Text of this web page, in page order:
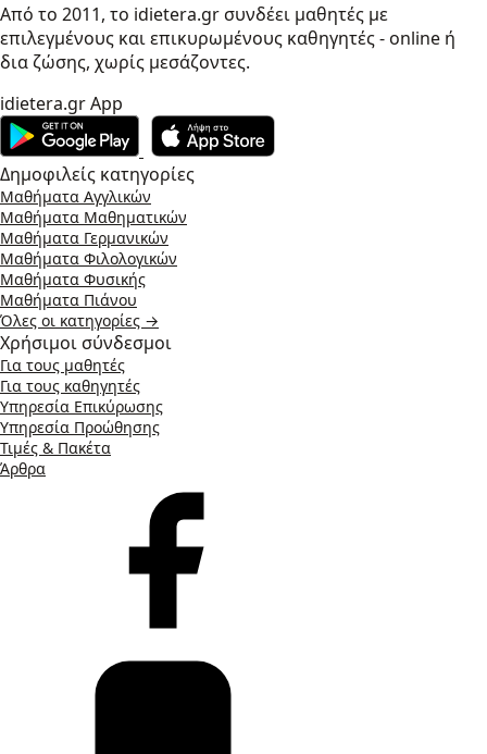
Από το 2011, το idietera.gr συνδέει μαθητές με
επιλεγμένους και επικυρωμένους καθηγητές - online ή
δια ζώσης, χωρίς μεσάζοντες.
idietera.gr App
Δημοφιλείς κατηγορίες
Μαθήματα Αγγλικών
Μαθήματα Μαθηματικών
Μαθήματα Γερμανικών
Μαθήματα Φιλολογικών
Μαθήματα Φυσικής
Μαθήματα Πιάνου
Όλες οι κατηγορίες →
Χρήσιμοι σύνδεσμοι
Για τους μαθητές
Για τους καθηγητές
Υπηρεσία Επικύρωσης
Υπηρεσία Προώθησης
Τιμές & Πακέτα
Άρθρα